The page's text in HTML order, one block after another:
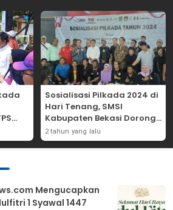
Sosialisasi Pilkada 2024 di
Hari Tenang, SMSI
Kabupaten Bekasi Dorong
Angka Partisipasi
Masyarakat
2 tahun yang lalu
Mengucapkan
1 Syawal 1447